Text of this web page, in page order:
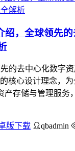
绍，全球领先
的去中心化数字
核心设计理念，
产存储与管理服务
版下载 qbadmin